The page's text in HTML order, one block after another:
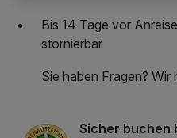
Bis 14 Tage vor
stornierbar
Sie haben Fragen? Wir
Sicher buchen